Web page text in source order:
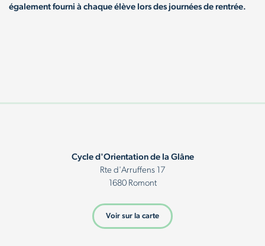
également fourni à chaque élève lors des journées de rentrée.
Cycle d'Orientation de la Glâne
Rte d'Arruffens 17
1680 Romont
Voir sur la carte